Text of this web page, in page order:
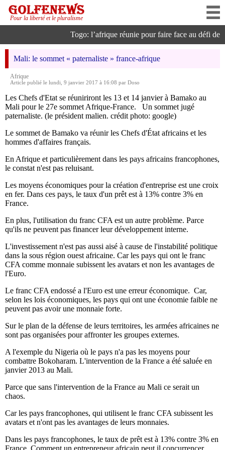
Pour la liberté et le pluralisme
Togo: l’afrique réunie pour faire face au défi de
Mali: le sommet « paternaliste » france-afrique
Afrique
Article publié le lundi, 9 janvier 2017 à 16:08 par Doso
Les Chefs d'Etat se réuniriront les 13 et 14 janvier à Bamako au
Mali pour le 27e sommet Afrique-France. Un sommet jugé
paternaliste. (le président malien. crédit photo: google)
Le sommet de Bamako va réunir les Chefs d'État africains et les
hommes d'affaires français.
En Afrique et particulièrement dans les pays africains francophones,
le constat n'est pas reluisant.
Les moyens économiques pour la création d'entreprise est une croix
en fer. Dans ces pays, le taux d'un prêt est à 13% contre 3% en
France.
En plus, l'utilisation du franc CFA est un autre problème. Parce
qu'ils ne peuvent pas financer leur développement interne.
L'investissement n'est pas aussi aisé à cause de l'instabilité politique
dans la sous région ouest africaine. Car les pays qui ont le franc
CFA comme monnaie subissent les avatars et non les avantages de
l'Euro.
Le franc CFA endossé a l'Euro est une erreur économique. Car,
selon les lois économiques, les pays qui ont une économie faible ne
peuvent pas avoir une monnaie forte.
Sur le plan de la défense de leurs territoires, les armées africaines ne
sont pas organisées pour affronter les groupes externes.
A l'exemple du Nigeria où le pays n'a pas les moyens pour
combattre Bokoharam. L'intervention de la France a été saluée en
janvier 2013 au Mali.
Parce que sans l'intervention de la France au Mali ce serait un
chaos.
Car les pays francophones, qui utilisent le franc CFA subissent les
avatars et n'ont pas les avantages de leurs monnaies.
Dans les pays francophones, le taux de prêt est à 13% contre 3% en
France. Comment un entrepreneur africain peut il concurrencer